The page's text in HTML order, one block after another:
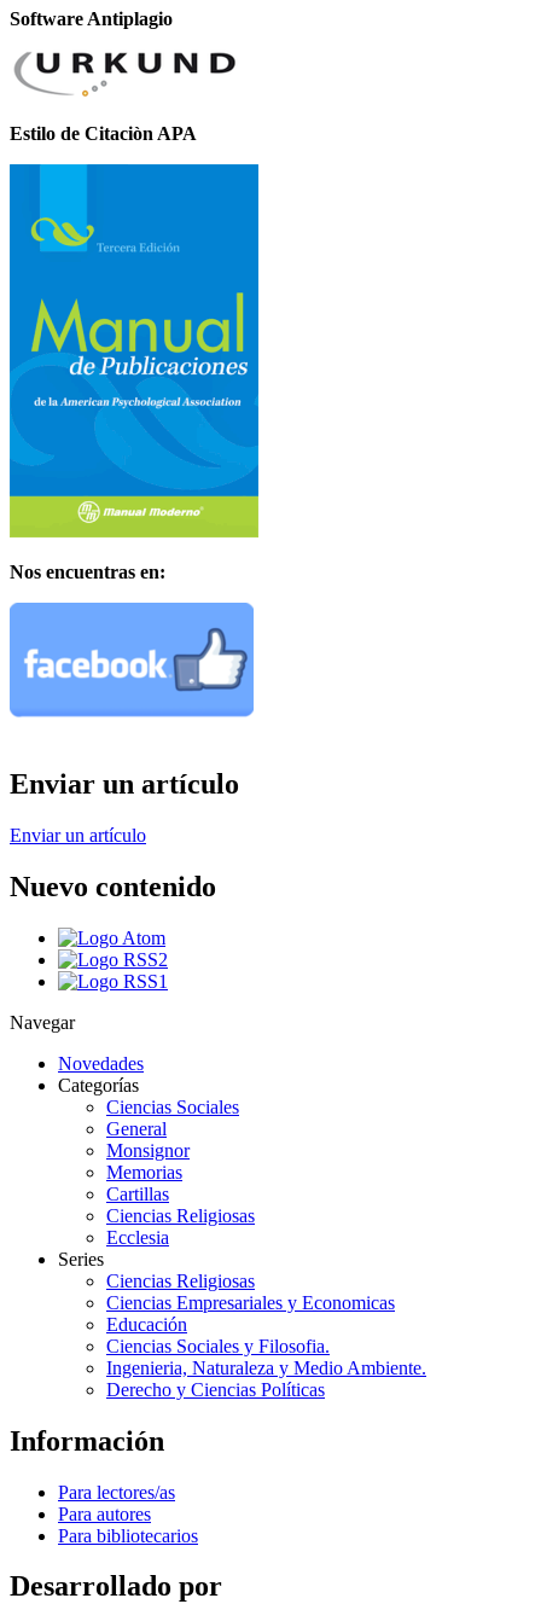
Software Antiplagio
Estilo de Citaciòn APA
Nos encuentras en:
Enviar un artículo
Enviar un artículo
Nuevo contenido
Navegar
Novedades
Categorías
Ciencias Sociales
General
Monsignor
Memorias
Cartillas
Ciencias Religiosas
Ecclesia
Series
Ciencias Religiosas
Ciencias Empresariales y Economicas
Educación
Ciencias Sociales y Filosofia.
Ingenieria, Naturaleza y Medio Ambiente.
Derecho y Ciencias Políticas
Información
Para lectores/as
Para autores
Para bibliotecarios
Desarrollado por